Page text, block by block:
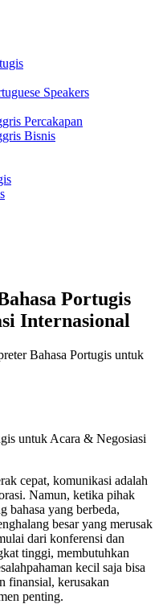
Speakers
Percakapan
Bisnis
Portugis
Internasional
Bahasa Portugis untuk
cepat, komunikasi adalah
Namun, ketika pihak
bahasa yang berbeda,
besar yang merusak
dari konferensi dan
tinggi, membutuhkan
kecil saja bisa
finansial, kerusakan
penting.